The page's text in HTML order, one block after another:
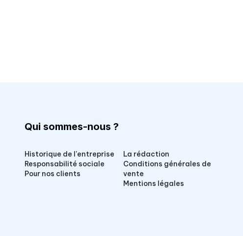
Qui sommes-nous ?
Historique de l'entreprise
Responsabilité sociale
Pour nos clients
La rédaction
Conditions générales de
vente
Mentions légales